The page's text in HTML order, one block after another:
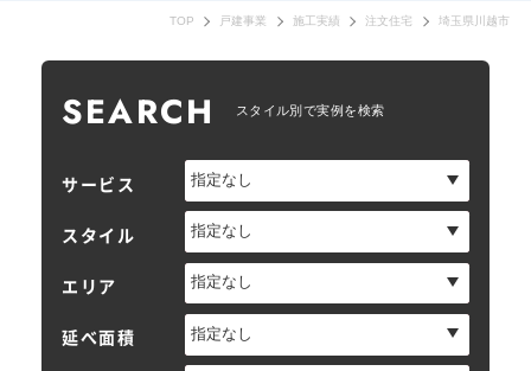
TOP 戸建事業 施工実績 注文住宅 埼玉県川越市
SEARCH スタイル別で実例を検索
サービス
スタイル
エリア
延べ面積